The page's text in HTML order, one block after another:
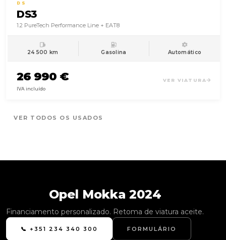
DS
DS3
1.2 PureTech Performance Line + EAT8
24 500 km Gasolina Automático
26 990 €
IVA incluído
VER VIATURA
VER TODOS OS USADOS
Opel Mokka 2024
Financiamento personalizado. Retoma de viatura aceite.
📞 +351 234 340 300 FORMULÁRIO